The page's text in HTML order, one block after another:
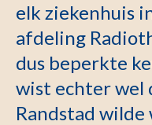
elk ziekenhuis
afdeling
dus beperkte
wist echter wel
Randstad wilde